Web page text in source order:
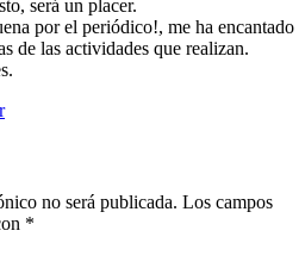
será un placer.
por el periódico!, me ha encantado
de las actividades que realizan.
no será publicada. Los campos
*